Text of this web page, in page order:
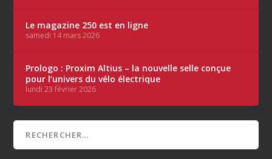
Le magazine 250 est en ligne
samedi 14 mars 2026
Prologo : Proxim Altius – la nouvelle selle conçue
pour l’univers du vélo électrique
lundi 23 février 2026